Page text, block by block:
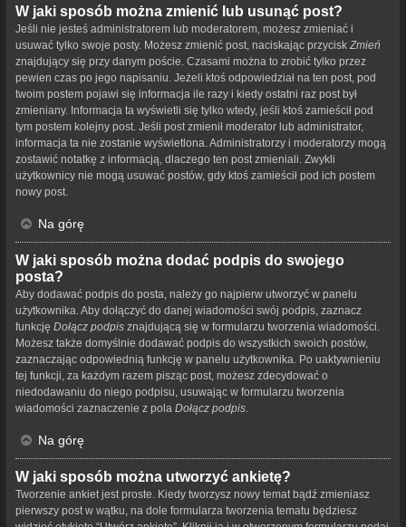
W jaki sposób można zmienić lub usunąć post?
Jeśli nie jesteś administratorem lub moderatorem, możesz zmieniać i
usuwać tylko swoje posty. Możesz zmienić post, naciskając przycisk Zmień
znajdujący się przy danym poście. Czasami można to zrobić tylko przez
pewien czas po jego napisaniu. Jeżeli ktoś odpowiedział na ten post, pod
twoim postem pojawi się informacja ile razy i kiedy ostatni raz post był
zmieniany. Informacja ta wyświetli się tylko wtedy, jeśli ktoś zamieścił pod
tym postem kolejny post. Jeśli post zmienił moderator lub administrator,
informacja ta nie zostanie wyświetlona. Administratorzy i moderatorzy mogą
zostawić notatkę z informacją, dlaczego ten post zmieniali. Zwykli
użytkownicy nie mogą usuwać postów, gdy ktoś zamieścił pod ich postem
nowy post.
Na górę
W jaki sposób można dodać podpis do swojego
posta?
Aby dodawać podpis do posta, należy go najpierw utworzyć w panelu
użytkownika. Aby dołączyć do danej wiadomości swój podpis, zaznacz
funkcję Dołącz podpis znajdującą się w formularzu tworzenia wiadomości.
Możesz także domyślnie dodawać podpis do wszystkich swoich postów,
zaznaczając odpowiednią funkcję w panelu użytkownika. Po uaktywnieniu
tej funkcji, za każdym razem pisząc post, możesz zdecydować o
niedodawaniu do niego podpisu, usuwając w formularzu tworzenia
wiadomości zaznaczenie z pola Dołącz podpis
Na górę
W jaki sposób można utworzyć ankietę?
Tworzenie ankiet jest proste. Kiedy tworzysz nowy temat bądź zmieniasz
pierwszy post w wątku, na dole formularza tworzenia tematu będziesz